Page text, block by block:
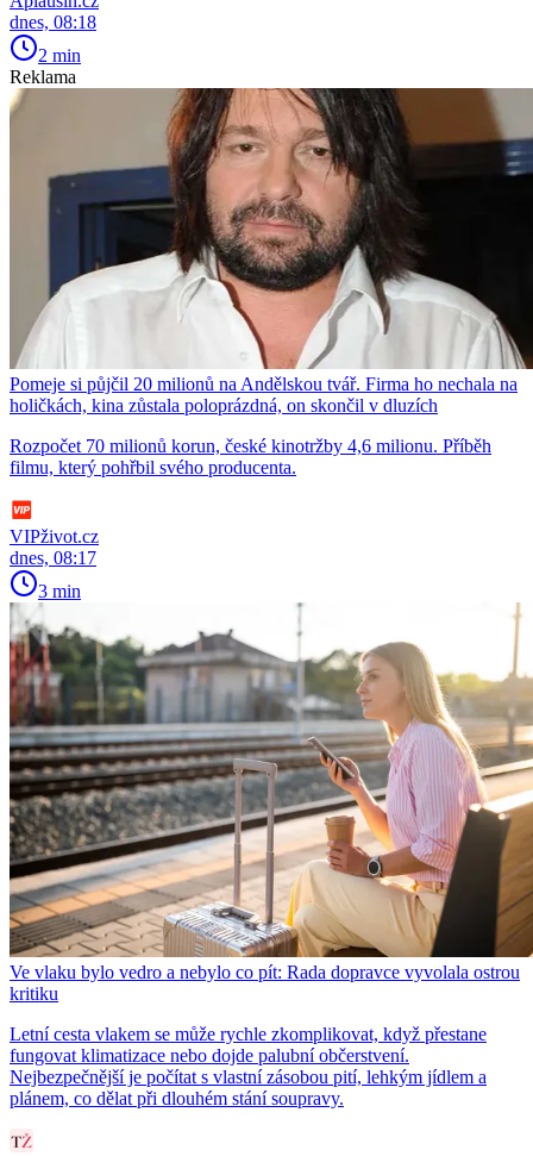
dnes, 08:18
2 min
Reklama
Pomeje si půjčil 20 milionů na Andělskou tvář. Firma ho nechala na
holičkách, kina zůstala poloprázdná, on skončil v dluzích
Rozpočet 70 milionů korun, české kinotržby 4,6 milionu. Příběh
filmu, který pohřbil svého producenta.
VIPživot.cz
dnes, 08:17
3 min
Ve vlaku bylo vedro a nebylo co pít: Rada dopravce vyvolala ostrou
kritiku
Letní cesta vlakem se může rychle zkomplikovat, když přestane
fungovat klimatizace nebo dojde palubní občerstvení.
Nejbezpečnější je počítat s vlastní zásobou pití, lehkým jídlem a
plánem, co dělat při dlouhém stání soupravy.